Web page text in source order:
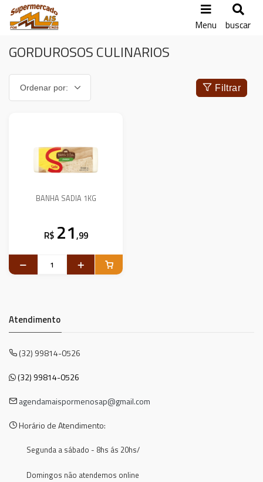
Menu buscar
GORDUROSOS CULINARIOS
Filtrar
BANHA SADIA 1KG
R$ 21,99
Atendimento
(32) 99814-0526
(32) 99814-0526
agendamaispormenosap@gmail.com
Horário de Atendimento:
Segunda a sábado - 8hs ás 20hs/
Domingos não atendemos online